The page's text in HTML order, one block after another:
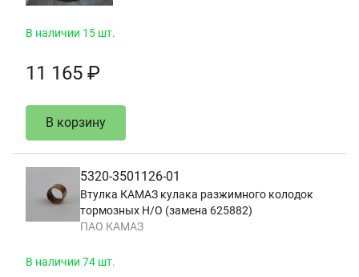
В наличии 15 шт.
11 165 ₽
В корзину
5320-3501126-01
Втулка КАМАЗ кулака разжимного колодок
тормозных Н/О (замена 625882)
ПАО КАМАЗ
В наличии 74 шт.